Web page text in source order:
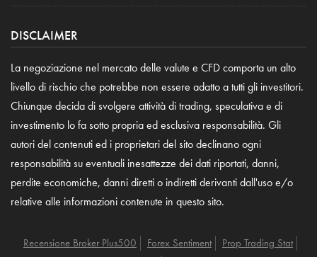
DISCLAIMER
La negoziazione nel mercato delle valute e CFD comporta un alto
livello di rischio che potrebbe non essere adatto a tutti gli investitori.
Chiunque decida di svolgere attività di trading, speculativa e di
investimento lo fa sotto propria ed esclusiva responsabilità. Gli
autori del contenuti ed i proprietari del sito declinano ogni
responsabilità su eventuali inesattezze dei dati riportati, danni,
perdite economiche, danni diretti o indiretti derivanti dall'uso e/o
relative alle informazioni contenute in questo sito.
Recensione Broker Plus500 Forex Sentiment
Prop Trading Stat